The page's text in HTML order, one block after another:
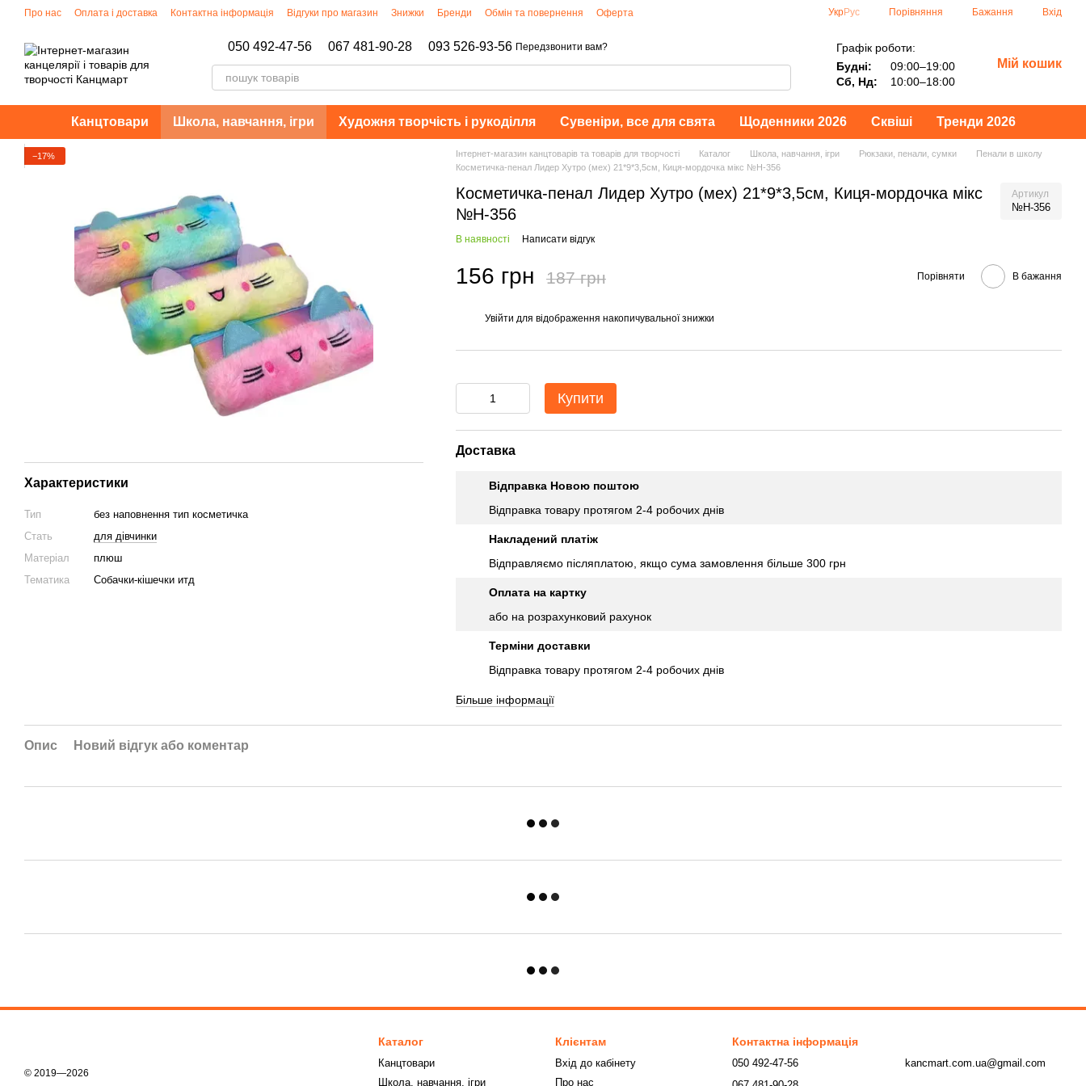
Перейти до основного контенту
Про нас Оплата і доставка Контактна інформація Відгуки про магазин Знижки Бренди Обмін та повернення
Оферта
УкрРус Порівняння Бажання Вхід
050 492-47-56 067 481-90-28 093 526-93-56 Передзвонити вам?
Графік роботи:
Будні:
09:00–19:00
Сб, Нд:
10:00–18:00
Мій кошик
Канцтовари Школа, навчання, ігри Художня творчість і рукоділля Сувеніри, все для свята Щоденники 2026 Сквіші Тренди 2026
−17%
Характеристики
Тип
без наповнення тип косметичка
Стать
для дівчинки
Матеріал
плюш
Тематика
Собачки-кішечки итд
Інтернет-магазин канцтоварів та товарів для творчості Каталог Школа, навчання, ігри Рюкзаки, пенали, сумки
Пенали в школу
Косметичка-пенал Лидер Хутро (мех) 21*9*3,5см, Киця-мордочка мікс №Н-356
Косметичка-пенал Лидер Хутро (мех) 21*9*3,5см, Киця-мордочка мікс
№Н-356
Артикул
№Н-356
В наявності Написати відгук
156 грн 187 грн Порівняти В бажання
Увійти для відображення накопичувальної знижки
Купити
Доставка
Відправка Новою поштою
Відправка товару протягом 2-4 робочих днів
Накладений платіж
Відправляємо післяплатою, якщо сума замовлення більше 300 грн
Оплата на картку
або на розрахунковий рахунок
Терміни доставки
Відправка товару протягом 2-4 робочих днів
Більше інформації
Опис Новий відгук або коментар
© 2019—2026
Каталог
Канцтовари
Школа, навчання, ігри
Клієнтам
Вхід до кабінету
Про нас
Контактна інформація
050 492-47-56
kancmart.com.ua@gmail.com